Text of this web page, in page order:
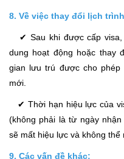
8. Về việc thay đổi lịch
✔ Sau khi được cấp visa,
dung hoạt động hoặc thay
gian lưu trú được cho
mới.
✔ Thời hạn hiệu lực của
(không phải là từ ngày
sẽ mất hiệu lực và không thể
9. Các vấn đề khác: